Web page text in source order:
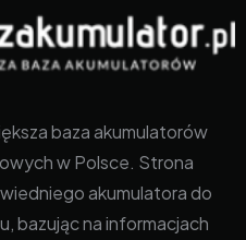
baza akumulatorów
w Polsce. Strona
akumulatora do
bazując na informacjach